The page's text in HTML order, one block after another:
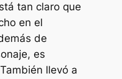
tan claro que
en el
de
es
También llevó a